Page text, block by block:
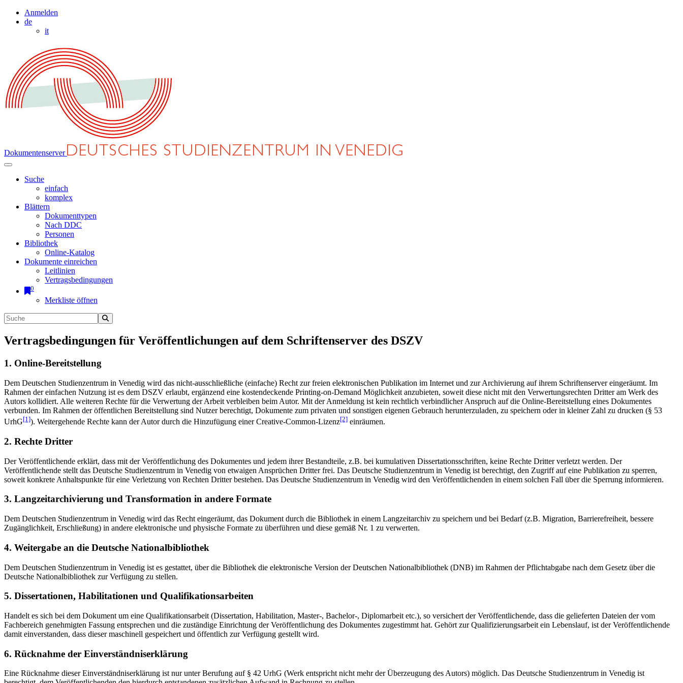
Anmelden
de
it
Dokumentenserver
Suche
einfach
komplex
Blättern
Dokumenttypen
Nach DDC
Personen
Bibliothek
Online-Katalog
Dokumente einreichen
Leitlinien
Vertragsbedingungen
0
Merkliste öffnen
Vertragsbedingungen für Veröffentlichungen auf dem Schriftenserver des DSZV
1. Online-Bereitstellung
Dem Deutschen Studienzentrum in Venedig wird das nicht-ausschließliche (einfache) Recht zur freien elektronischen Publikation im Internet und zur Archivierung auf ihrem Schriftenserver eingeräumt. Im
Rahmen der einfachen Nutzung ist es dem DSZV erlaubt, ergänzend eine kostendeckende Printing-on-Demand Möglichkeit anzubieten, soweit diese nicht mit den Verwertungsrechten Dritter am Werk des
Autors kollidiert. Alle weiteren Rechte für die Verwertung der Arbeit verbleiben beim Autor. Mit der Anmeldung ist kein rechtlich verbindlicher Anspruch auf die Online-Bereitstellung eines Dokumentes
verbunden. Im Rahmen der öffentlichen Bereitstellung sind Nutzer berechtigt, Dokumente zum privaten und sonstigen eigenen Gebrauch herunterzuladen, zu speichern oder in kleiner Zahl zu drucken (§ 53
UrhG[1]). Weitergehende Rechte kann der Autor durch die Hinzufügung einer Creative-Common-Lizenz[2] einräumen.
2. Rechte Dritter
Der Veröffentlichende erklärt, dass mit der Veröffentlichung des Dokumentes und jedem ihrer Bestandteile, z.B. bei kumulativen Dissertationsschriften, keine Rechte Dritter verletzt werden. Der
Veröffentlichende stellt das Deutsche Studienzentrum in Venedig von etwaigen Ansprüchen Dritter frei. Das Deutsche Studienzentrum in Venedig ist berechtigt, den Zugriff auf eine Publikation zu sperren,
soweit konkrete Anhaltspunkte für eine Verletzung von Rechten Dritter bestehen. Das Deutsche Studienzentrum in Venedig wird den Veröffentlichenden in einem solchen Fall über die Sperrung informieren.
3. Langzeitarchivierung und Transformation in andere Formate
Dem Deutschen Studienzentrum in Venedig wird das Recht eingeräumt, das Dokument durch die Bibliothek in einem Langzeitarchiv zu speichern und bei Bedarf (z.B. Migration, Barrierefreiheit, bessere
Zugänglichkeit, Erschließung) in andere elektronische und physische Formate zu überführen und diese gemäß Nr. 1 zu verwerten.
4. Weitergabe an die Deutsche Nationalbibliothek
Dem Deutschen Studienzentrum in Venedig ist es gestattet, über die Bibliothek die elektronische Version der Deutschen Nationalbibliothek (DNB) im Rahmen der Pflichtabgabe nach dem Gesetz über die
Deutsche Nationalbibliothek zur Verfügung zu stellen.
5. Dissertationen, Habilitationen und Qualifikationsarbeiten
Handelt es sich bei dem Dokument um eine Qualifikationsarbeit (Dissertation, Habilitation, Master-, Bachelor-, Diplomarbeit etc.), so versichert der Veröffentlichende, dass die gelieferten Dateien der vom
Fachbereich genehmigten Fassung entsprechen und die zuständige Einrichtung der Veröffentlichung des Dokumentes zugestimmt hat. Gehört zur Qualifizierungsarbeit ein Lebenslauf, ist der Veröffentlichende
damit einverstanden, dass dieser maschinell gespeichert und öffentlich zur Verfügung gestellt wird.
6. Rücknahme der Einverständniserklärung
Eine Rücknahme dieser Einverständniserklärung ist nur unter Berufung auf § 42 UrhG (Werk entspricht nicht mehr der Überzeugung des Autors) möglich. Das Deutsche Studienzentrum in Venedig ist